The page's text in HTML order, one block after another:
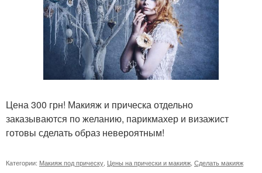
Цена 300 грн! Макияж и прическа отдельно
заказываются по желанию, парикмахер и визажист
готовы сделать образ невероятным!
Категории: Макияж под прическу Цены на прически и макияж Сделать макияж